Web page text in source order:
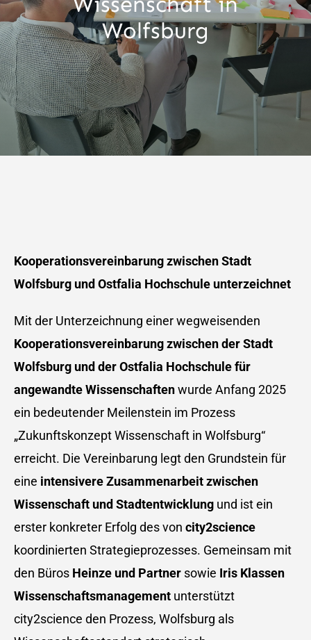
Wolfsburg
Kooperationsvereinbarung zwischen Stadt
Wolfsburg und Ostfalia Hochschule unterzeichnet
Mit der Unterzeichnung einer wegweisenden
Kooperationsvereinbarung zwischen der Stadt
Wolfsburg und der Ostfalia Hochschule für
angewandte Wissenschaftenwurde Anfang 2025
ein bedeutender Meilenstein im Prozess
„Zukunftskonzept Wissenschaft in Wolfsburg“
erreicht. Die Vereinbarung legt den Grundstein für
eine intensivere Zusammenarbeit zwischen
Wissenschaft und Stadtentwicklung und ist ein
erster konkreter Erfolg des von city2science
koordinierten Strategieprozesses. Gemeinsam mit
den Büros Heinze und Partner sowie Iris Klassen
Wissenschaftsmanagement unterstützt
city2science den Prozess, Wolfsburg als